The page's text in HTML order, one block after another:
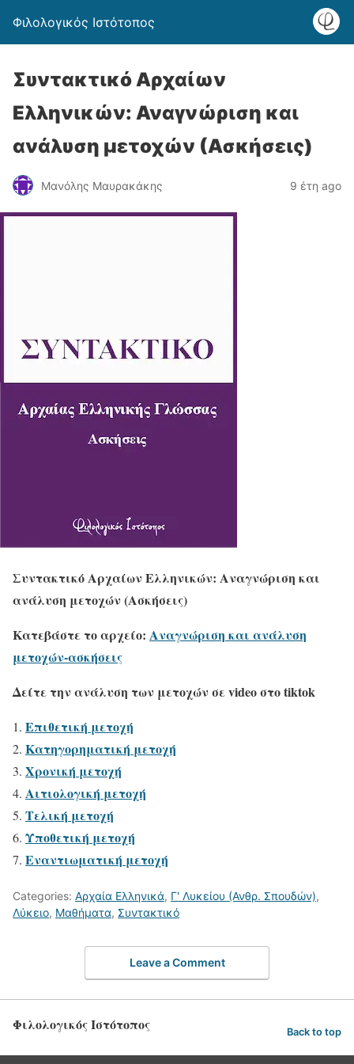
Φιλολογικός Ιστότοπος
Συντακτικό Αρχαίων
Ελληνικών: Αναγνώριση και
ανάλυση μετοχών (Ασκήσεις)
Μανόλης Μαυρακάκης 9 έτη ago
Συντακτικό Αρχαίων Ελληνικών: Αναγνώριση και
ανάλυση μετοχών (Ασκήσεις)
Κατεβάστε το αρχείο: Αναγνώριση και ανάλυση
μετοχών-ασκήσεις
Δείτε την ανάλυση των μετοχών σε video στο tiktok
Επιθετική μετοχή
Κατηγορηματική μετοχή
Χρονική μετοχή
Αιτιολογική μετοχή
Τελική μετοχή
Υποθετική μετοχή
Εναντιωματική μετοχή
Categories: Αρχαία Ελληνικά, Γ' Λυκείου (Ανθρ. Σπουδών),
Λύκειο, Μαθήματα, Συντακτικό
Leave a Comment
Φιλολογικός Ιστότοπος Back to top